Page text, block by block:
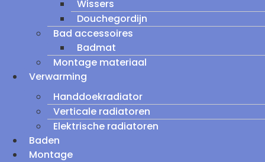
Wissers
Douchegordijn
Bad accessoires
Badmat
Montage materiaal
Verwarming
Handdoekradiator
Verticale radiatoren
Elektrische radiatoren
Baden
Montage